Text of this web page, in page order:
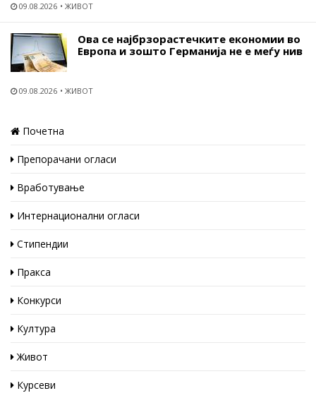
09.08.2026 ЖИВОТ
Ова се најбрзорастечките економии во
Европа и зошто Германија не е меѓу нив
09.08.2026 ЖИВОТ
Почетна
Препорачани огласи
Вработување
Интернационални огласи
Стипендии
Пракса
Конкурси
Култура
Живот
Курсеви